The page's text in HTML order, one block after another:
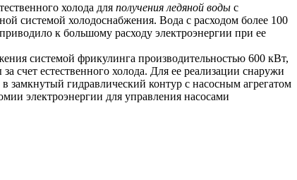
холода для получения ледяной воды с
системой холодоснабжения. Вода с расходом более 100
к большому расходу электроэнергии при ее
системой фрикулинга производительностью 600 кВт,
счет естественного холода. Для ее реализации снаружи
замкнутый гидравлический контур с насосным агрегатом
электроэнергии для управления насосами